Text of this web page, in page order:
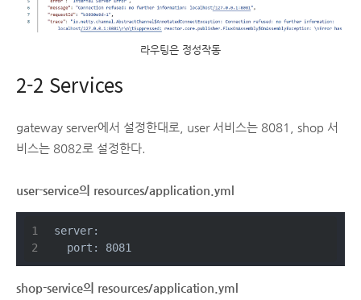
라우팅은 정성작동
2-2 Services
gateway server에서 설정한대로, user 서비스는 8081, shop 서
비스는 8082로 설정한다.
user-service의 resources/application.yml
server:
  port: 8081
shop-service의 resources/application.yml